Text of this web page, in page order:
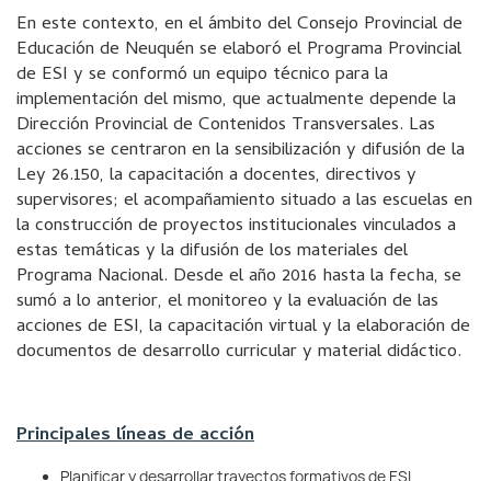
En este contexto, en el ámbito del Consejo Provincial de
Educación de Neuquén se elaboró el Programa Provincial
de ESI y se conformó un equipo técnico para la
implementación del mismo, que actualmente depende la
Dirección Provincial de Contenidos Transversales. Las
acciones se centraron en la sensibilización y difusión de la
Ley 26.150, la capacitación a docentes, directivos y
supervisores; el acompañamiento situado a las escuelas en
la construcción de proyectos institucionales vinculados a
estas temáticas y la difusión de los materiales del
Programa Nacional. Desde el año 2016 hasta la fecha, se
sumó a lo anterior, el monitoreo y la evaluación de las
acciones de ESI, la capacitación virtual y la elaboración de
documentos de desarrollo curricular y material didáctico.
Principales líneas de acción
Planificar y desarrollar trayectos formativos de ESI